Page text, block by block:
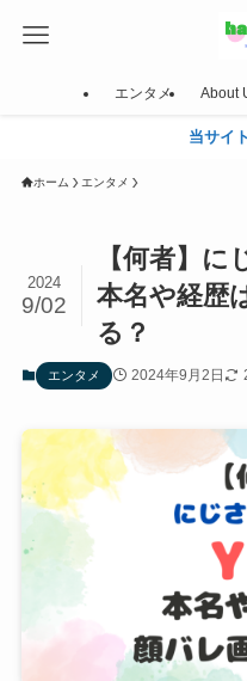
エンタメ About
当サイトは海外在住
ホーム エンタメ
【何者】
本名や経歴
る？
2024
9/02
エンタメ 2024年9月2日